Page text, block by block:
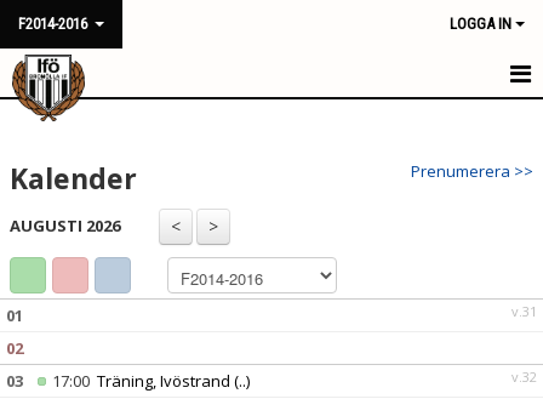
F2014-2016 LOGGA IN
HEM
NYHETER
KALENDER
BILDGALLERI
Prenumerera >>
Kalender
AUGUSTI 2026
v.31
01
02
v.32
03 17:00 Träning, Ivöstrand (..)